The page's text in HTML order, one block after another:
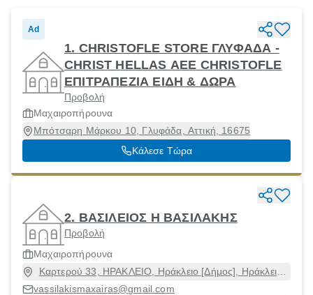
Ad
1. CHRISTOFLE STORE ΓΛΥΦΑΔΑ -
CHRIST HELLAS ΑΕΕ CHRISTOFLE
ΕΠΙΤΡΑΠΕΖΙΑ ΕΙΔΗ & ΔΩΡΑ
Προβολή
Μαχαιροπήρουνα
Μπότσαρη Μάρκου 10, Γλυφάδα, Αττική, 16675
Κάλεσε Τώρα
2. ΒΑΣΙΛΕΙΟΣ Η ΒΑΣΙΛΑΚΗΣ
Προβολή
Μαχαιροπήρουνα
Καρτερού 33, ΗΡΑΚΛΕΙΟ, Ηράκλειο [Δήμος], Ηράκλειο,
71201
vassilakismaxairas@gmail.com